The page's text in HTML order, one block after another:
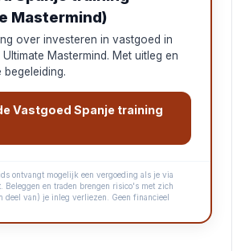
Mastermind)
over investeren in vastgoed in
Mastermind. Met uitleg en
Vastgoed Spanje training
ontvangt mogelijk een vergoeding als je via
Beleggen en traden brengen risico's met zich
deel van) je inleg verliezen. Geen financieel